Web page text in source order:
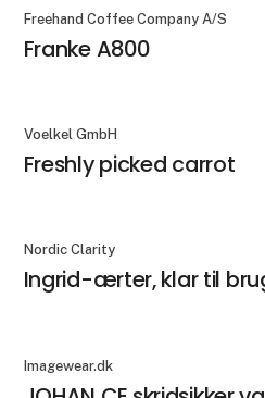
Freehand Coffee Company A/S
Franke A800
Voelkel GmbH
Freshly picked carrot
Nordic Clarity
Ingrid-ærter, klar til
Imagewear.dk